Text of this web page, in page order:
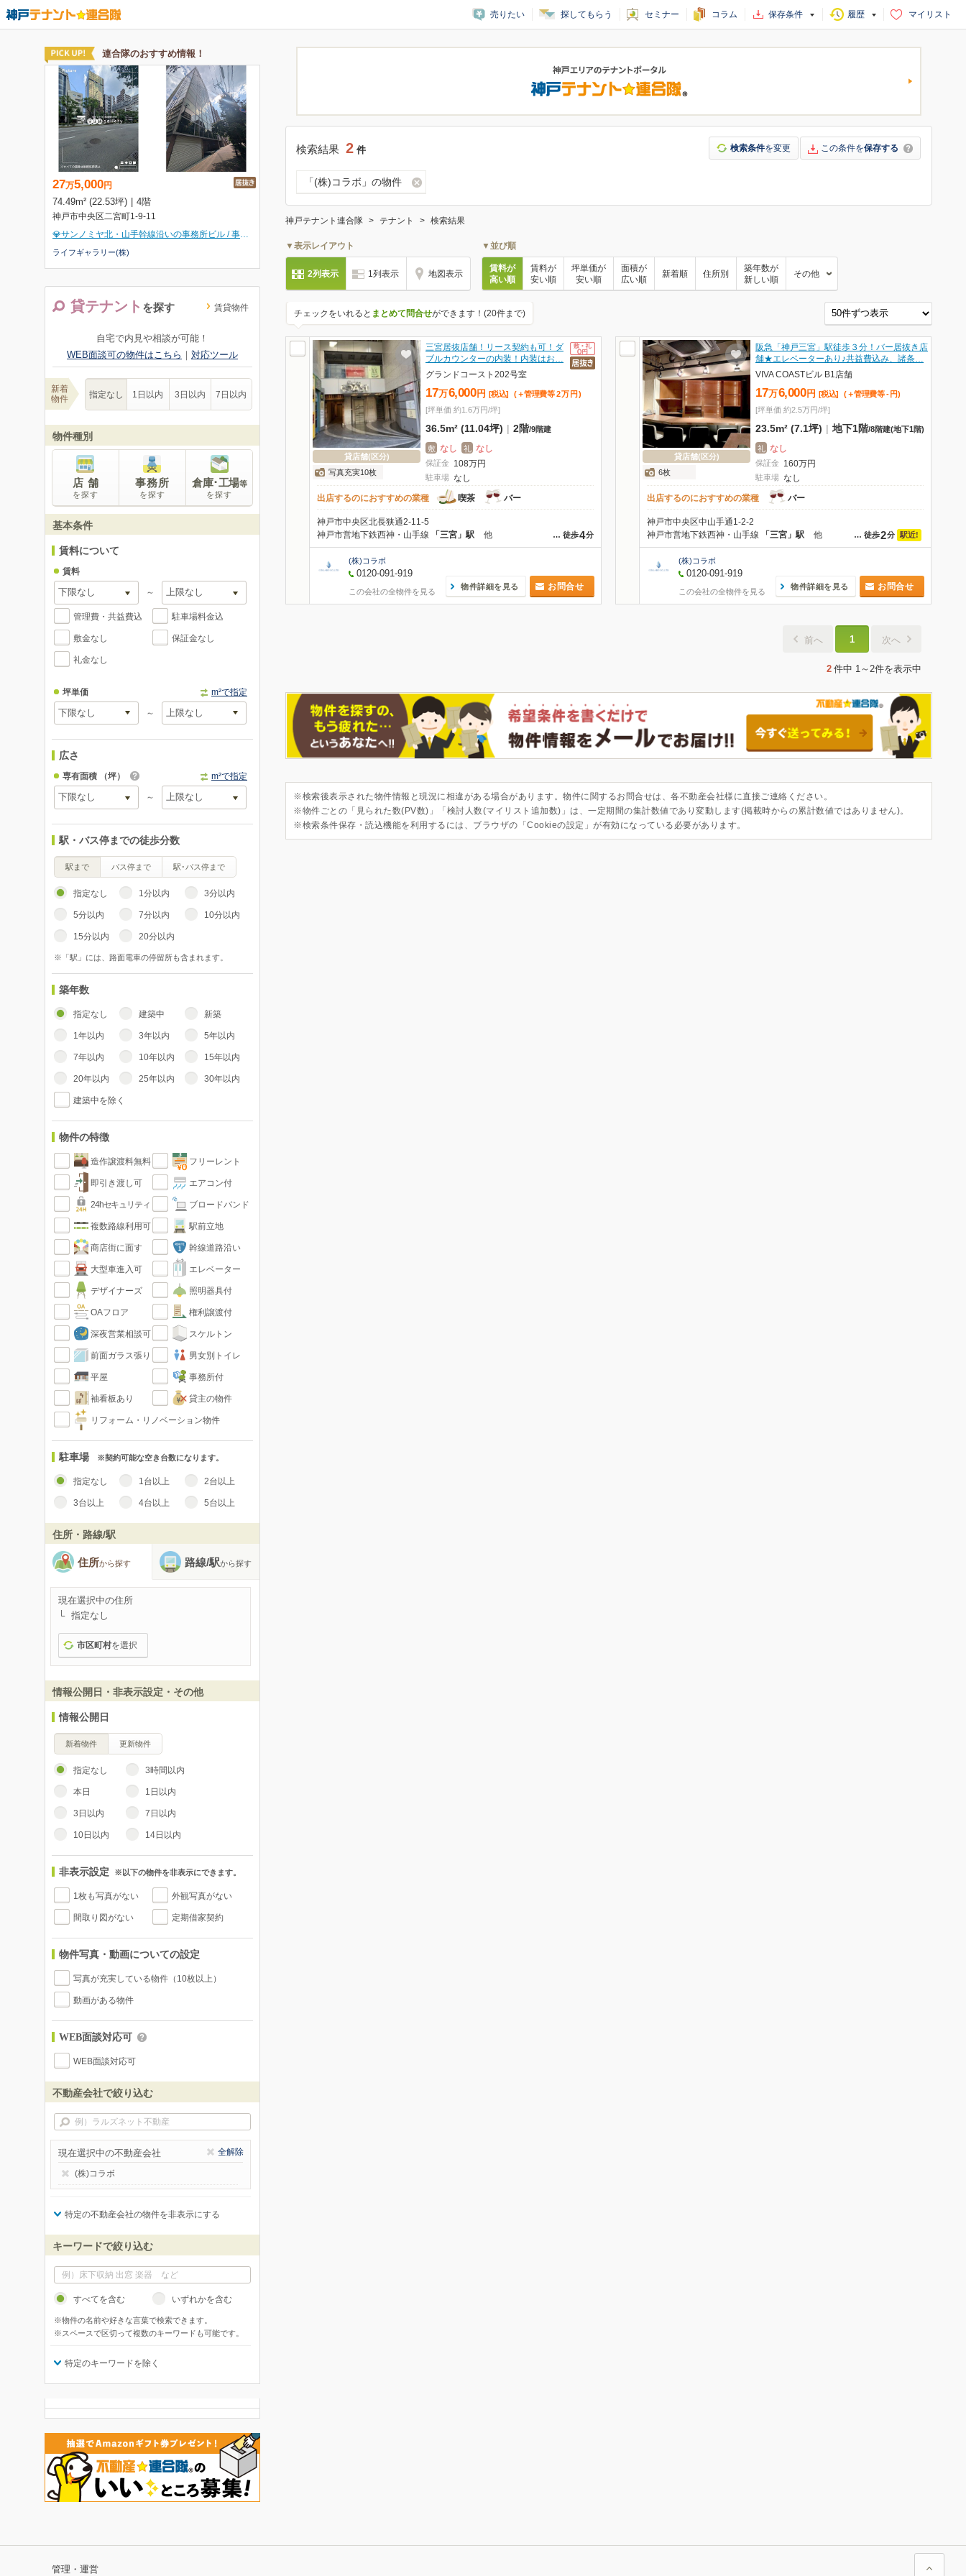
売りたい 探してもらう セミナー コラム 保存条件 履歴 マイリスト
貸テナント を探す 賃貸物件
自宅で内見や相談が可能！
WEB面談可の物件はこちら ｜ 対応ツール
新着
物件
指定なし 1日以内 3日以内 7日以内
物件種別
店 舗
を探す
事務所
を探す
倉庫･工場等
を探す
基本条件
賃料について
賃料
～
管理費・共益費込 駐車場料金込
敷金なし 保証金なし
礼金なし
坪単価 m²で指定
～
広さ
専有面積 （坪） m²で指定
～
駅・バス停までの徒歩分数
駅まで バス停まで 駅･バス停まで
指定なし 1分以内 3分以内
5分以内 7分以内 10分以内
15分以内 20分以内
※「駅」には、路面電車の停留所も含まれます。
築年数
指定なし 建築中 新築
1年以内 3年以内 5年以内
7年以内 10年以内 15年以内
20年以内 25年以内 30年以内
建築中を除く
物件の特徴
造作譲渡料無料 フリーレント
即引き渡し可 エアコン付
24hセキュリティ ブロードバンド
複数路線利用可 駅前立地
商店街に面す 幹線道路沿い
大型車進入可 エレベーター
デザイナーズ 照明器具付
OAフロア 権利譲渡付
深夜営業相談可 スケルトン
前面ガラス張り 男女別トイレ
平屋 事務所付
袖看板あり 貸主の物件
リフォーム・リノベーション物件
駐車場 ※契約可能な空き台数になります。
指定なし 1台以上 2台以上
3台以上 4台以上 5台以上
住所・路線/駅
住所から探す 路線/駅から探す
現在選択中の住所
指定なし
市区町村を選択
情報公開日・非表示設定・その他
情報公開日
新着物件 更新物件
指定なし 3時間以内
本日 1日以内
3日以内 7日以内
10日以内 14日以内
非表示設定 ※以下の物件を非表示にできます。
1枚も写真がない 外観写真がない
間取り図がない 定期借家契約
物件写真・動画についての設定
写真が充実している物件（10枚以上）
動画がある物件
WEB面談対応可
WEB面談対応可
不動産会社で絞り込む
現在選択中の不動産会社
(株)コラボ
全解除
特定の不動産会社の物件を非表示にする
キーワードで絞り込む
すべてを含む いずれかを含む
※物件の名前や好きな言葉で検索できます。
※スペースで区切って複数のキーワードも可能です。
特定のキーワードを除く
検索結果 2 件 検索条件を変更 この条件を保存する
「(株)コラボ」の物件
神戸テナント連合隊 テナント 検索結果
▼表示レイアウト
2列表示 1列表示 地図表示
▼並び順
賃料が
高い順
賃料が
安い順
坪単価が
安い順
面積が
広い順
新着順 住所別
築年数が
新しい順
その他
チェックをいれると まとめて問合せができます！(20件まで)
貸店舗(区分)
写真充実10枚
三宮居抜店舗！リース契約も可！ダ
ブルカウンターの内装！内装はお…
グランドコースト202号室
17万6,000 円 [税込] (＋管理費等 2万 円 )
[坪単価 約1.6万円/坪]
36.5m² (11.04坪) | 2階/9階建
敷 なし 礼 なし
保証金 108万円
駐車場 なし
出店するのにおすすめの業種
喫茶 バー
神戸市中央区北長狭通2-11-5
… 徒歩4分
神戸市営地下鉄西神・山手線 「三宮」駅 他
(株)コラボ
0120-091-919
この会社の全物件を見る
物件詳細を見る お問合せ
貸店舗(区分)
6枚
阪急「神戸三宮」駅徒歩３分！バー居抜き店
舗★エレベーターあり♪共益費込み、諸条…
VIVA COASTビル B1店舗
17万6,000 円 [税込] (＋管理費等 - 円)
[坪単価 約2.5万円/坪]
23.5m² (7.1坪) | 地下1階/8階建(地下1階)
礼 なし
保証金 160万円
駐車場 なし
出店するのにおすすめの業種
バー
神戸市中央区中山手通1-2-2
… 徒歩2分 駅近!
神戸市営地下鉄西神・山手線 「三宮」駅 他
(株)コラボ
0120-091-919
この会社の全物件を見る
物件詳細を見る お問合せ
前へ 1 次へ
2 件中 1～2件を表示中
※検索後表示された物件情報と現況に相違がある場合があります。物件に関するお問合せは、各不動産会社様に直接ご連絡ください。
※物件ごとの「見られた数(PV数)」「検討人数(マイリスト追加数)」は、一定期間の集計数値であり変動します(掲載時からの累計数値ではありません)。
※検索条件保存・読込機能を利用するには、ブラウザの「Cookieの設定」が有効になっている必要があります。
管理・運営